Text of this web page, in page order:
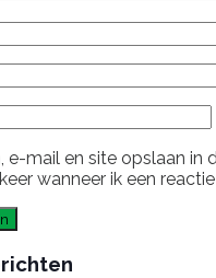
e-mail en site opslaan in
wanneer ik een